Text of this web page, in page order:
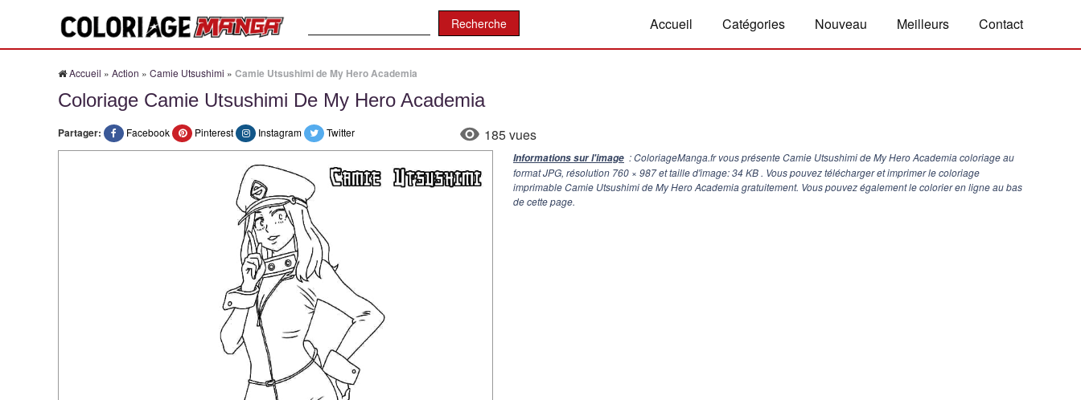
Accueil Catégories Nouveau Meilleurs Contact
Accueil » Action » Camie Utsushimi » Camie Utsushimi de My Hero Academia
Coloriage Camie Utsushimi De My Hero Academia
Partager: Facebook Pinterest Instagram Twitter 185 vues
Informations sur l'image : ColoriageManga.fr vous présente Camie Utsushimi de My Hero Academia coloriage au
format JPG, résolution 760 × 987et taille d'image: 34 KB . Vous pouvez télécharger et imprimer le coloriage
imprimable Camie Utsushimi de My Hero Academia gratuitement. Vous pouvez également le colorier en ligne au bas
de cette page.